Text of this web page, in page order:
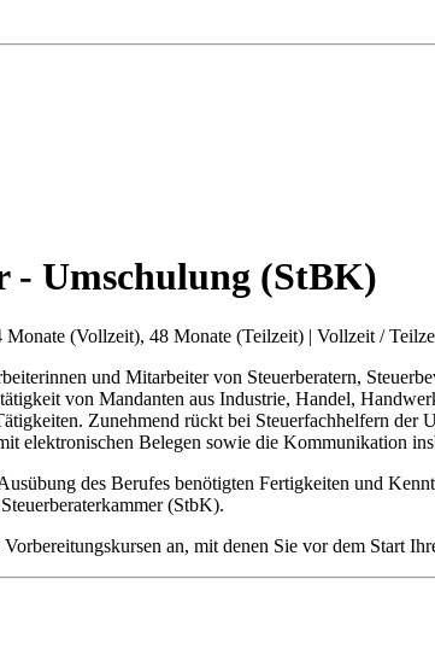
- Umschulung (StBK)
Monate (Vollzeit), 48 Monate (Teilzeit) | Vollzeit /
und Mitarbeiter von Steuerberatern,
von Mandanten aus Industrie, Handel,
Zunehmend rückt bei Steuerfachhelfern
Belegen sowie die Kommunikation
des Berufes benötigten Fertigkeiten und
(StbK).
an, mit denen Sie vor dem Start